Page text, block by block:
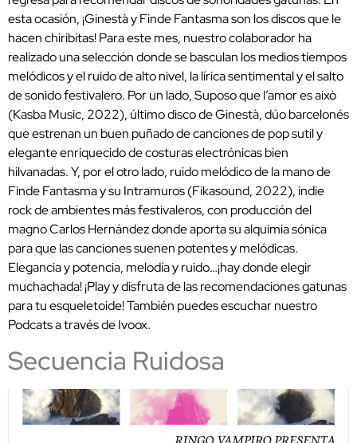
esta ocasión, ¡Ginestà y Finde Fantasma son los discos que le
hacen chiribitas! Para este mes, nuestro colaborador ha
realizado una selección donde se basculan los medios tiempos
melódicos y el ruido de alto nivel, la lírica sentimental y el salto
de sonido festivalero. Por un lado, Suposo que l’amor es això
(Kasba Music, 2022), último disco de Ginestà, dúo barcelonés
que estrenan un buen puñado de canciones de pop sutil y
elegante enriquecido de costuras electrónicas bien
hilvanadas. Y, por el otro lado, ruido melódico de la mano de
Finde Fantasma y su Intramuros (Fikasound, 2022), indie
rock de ambientes más festivaleros, con producción del
magno Carlos Hernández donde aporta su alquimia sónica
para que las canciones suenen potentes y melódicas.
Elegancia y potencia, melodía y ruido…¡hay donde elegir
muchachada! ¡Play y disfruta de las recomendaciones gatunas
para tu esqueletoide! También puedes escuchar nuestro
Podcats a través de Ivoox.
Secuencia Ruidosa